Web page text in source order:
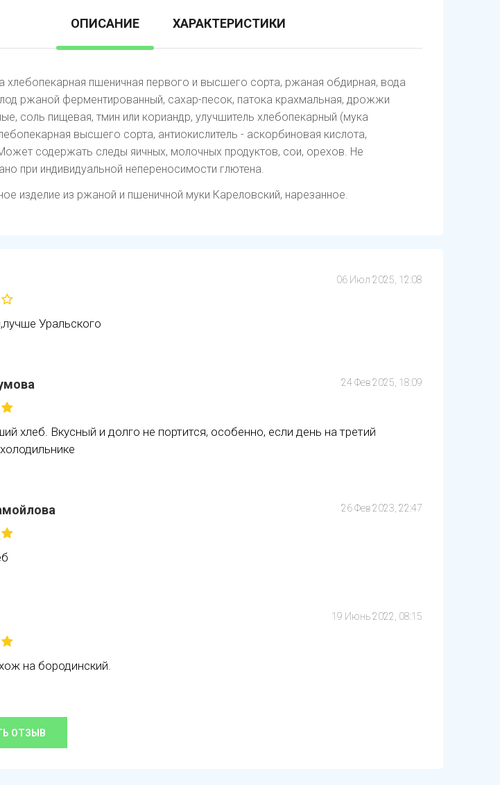
ОПИСАНИЕ ХАРАКТЕРИСТИКИ
хлебопекарная пшеничная первого и высшего сорта, ржаная обдирная, вода
ржаной ферментированный, сахар-песок, патока крахмальная, дрожжи
соль пищевая, тмин или кориандр, улучшитель хлебопекарный (мука
высшего сорта, антиокислитель - аскорбиновая кислота,
содержать следы яичных, молочных продуктов, сои, орехов. Не
при индивидуальной непереносимости глютена.
изделие из ржаной и пшеничной муки Кареловский, нарезанное.
06 Июл 2025, 12:08
Уральского
24 Фев 2025, 18:09
хлеб. Вкусный и долго не портится, особенно, если день на третий
26 Фев 2023, 22:47
19 Июнь 2022, 08:15
на бородинский.
ОТЗЫВ